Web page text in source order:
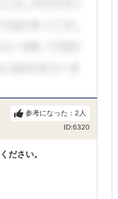
ID:6320
参考になった： 2 人
ださい。